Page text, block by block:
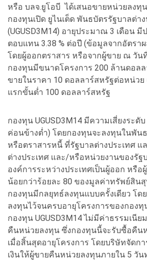
หรือ บลจ.ยูโอบี ได้เสนอขายหน่วยลงทุ
กองทุนเปิด ยูไนเต็ด พันธบัตรรัฐบาลต่าง
(UGUSD3M14) อายุประมาณ 3 เดือน
ตอบแทน 3.38 % ต่อปี (ข้อมูลจากอัตรา
โดยผู้ออกตราสาร หรือจากผู้ขาย ณ วัน
กองทุนมีขนาดโครงการ 200 ล้านดอลล
ขายในราคา 10 ดอลลาร์สหรัฐต่อหน่ว
แรกขั้นต่ำ 100 ดอลลาร์สหรัฐ
กองทุน UGUSD3M14 มีความเสี่ยงระดั
ค่อนข้างต่ำ) โดยกองทุนจะลงทุนในพัน
หรือตราสารหนี้ ที่รัฐบาลต่างประเทศ
ต่างประเทศ และ/หรือหน่วยงานของรัฐ
องค์การระหว่างประเทศเป็นผู้ออก หรื
น้อยกว่าร้อยละ 80 ของมูลค่าทรัพย์สิน
กองทุนมีกลยุทธ์ลงทุนแบบครั้งเดียว โด
ลงทุนไว้จนครบอายุโครงการของกองทุ
กองทุน UGUSD3M14 ไม่มีค่าธรรมเนี
คืนหน่วยลงทุน ซึ่งกองทุนนี้จะรับซื้อคืน
เมื่อสิ้นสุดอายุโครงการ โดยบริษัทจัดกา
เงินให้ผู้ขายคืนหน่วยลงทุนภายใน 5 วั